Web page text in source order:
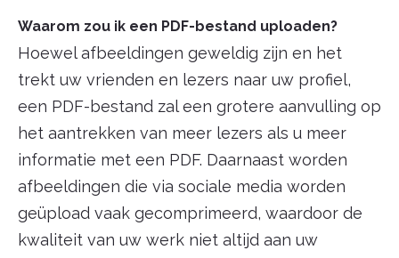
Waarom zou ik een PDF-bestand uploaden?
Hoewel afbeeldingen geweldig zijn en het
trekt uw vrienden en lezers naar uw profiel,
een PDF-bestand zal een grotere aanvulling op
het aantrekken van meer lezers als u meer
informatie met een PDF. Daarnaast worden
afbeeldingen die via sociale media worden
geüpload vaak gecomprimeerd, waardoor de
kwaliteit van uw werk niet altijd aan uw